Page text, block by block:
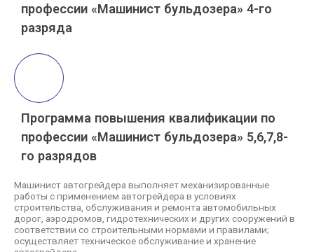
профессии «Машинист бульдозера» 4-го
разряда
Программа повышения квалификации по
профессии «Машинист бульдозера» 5,6,7,8-
го разрядов
Машинист автогрейдера выполняет механизированные
работы с применением автогрейдера в условиях
строительства, обслуживания и ремонта автомобильных
дорог, аэродромов, гидротехнических и других сооружений в
соответствии со строительными нормами и правилами;
осуществляет техническое обслуживание и хранение